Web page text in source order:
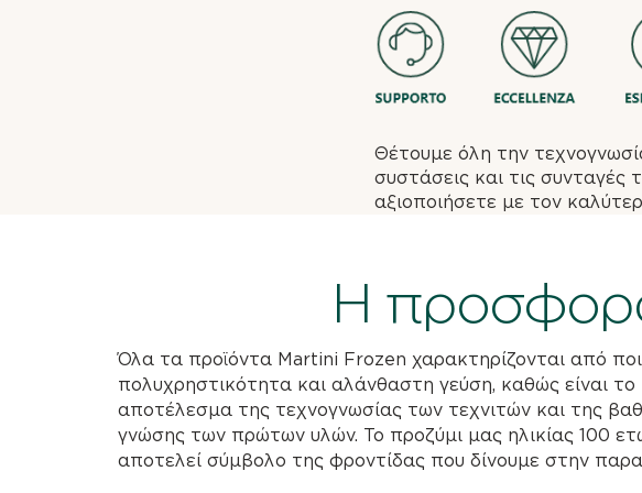
Θέτουμε όλη την
συστάσεις και τις
αξιοποιήσετε με τον
Η
Όλα τα προϊόντα Martini Frozen χαρακτηρίζονται από
πολυχρηστικότητα και αλάνθαστη γεύση, καθώς είναι το
αποτέλεσμα της τεχνογνωσίας των τεχνιτών και της
γνώσης των πρώτων υλών. Το προζύμι μας ηλικίας 100
αποτελεί σύμβολο της φροντίδας που δίνουμε στην